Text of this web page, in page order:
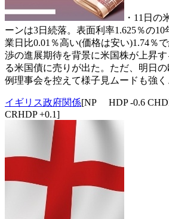
・11日の
ーンは3日続落。表面利率1.625％の
業日比0.01％高い(価格は安い)1.74％
渉の進展期待を背景に米国株が上昇
る米国債に売りが出た。ただ、明日
例理事会を控えて様子見ムードも強く
イギリス政府関係[NP HDP -0.6
CRHDP +0.1]